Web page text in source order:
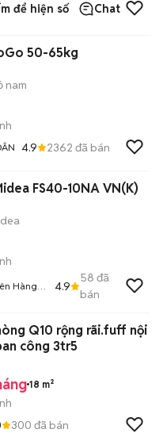
để hiện số Chat
50-65kg
nam
4.9 2362 đã bán
FS40-10NA VN(K)
Hàng
4.9
58 đã
bán
Q10 rộng rãi.fuff nội
công 3tr5
18 m²
300 đã bán